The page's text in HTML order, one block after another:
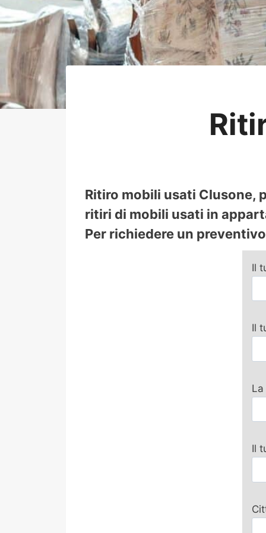
Ritiro mobili usati Clusone,
ritiri di mobili usati in
Per richiedere un
Il
Il
Il